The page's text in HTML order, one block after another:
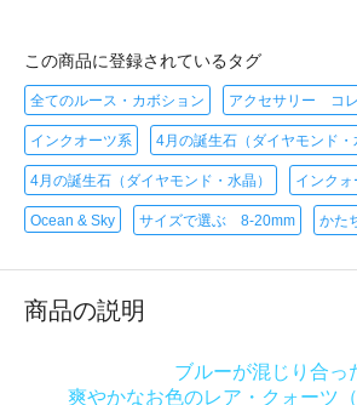
この商品に登録されているタグ
全てのルース・カボション アクセサリー コ
インクオーツ系 4月の誕生石（ダイヤモンド・
4月の誕生石（ダイヤモンド・水晶） インクォ
Ocean & Sky サイズで選ぶ 8-20mm かた
商品の説明
ブルーが混じり合っ
爽やかなお色のレア・クォーツ（